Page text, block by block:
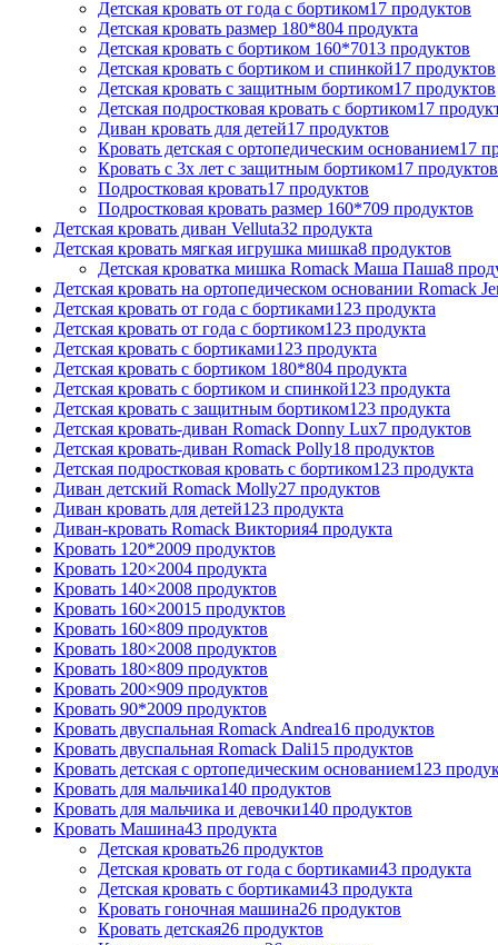
Детская кровать от года с бортиком17 продуктов
Детская кровать размер 180*804 продукта
Детская кровать с бортиком 160*7013 продуктов
Детская кровать с бортиком и спинкой17 продуктов
Детская кровать с защитным бортиком17 продуктов
Детская подростковая кровать с бортиком17
Диван кровать для детей17 продуктов
Кровать детская с ортопедическим основанием17
Кровать с 3х лет с защитным бортиком17 продуктов
Подростковая кровать17 продуктов
Подростковая кровать размер 160*709 продуктов
Детская кровать диван Velluta32 продукта
Детская кровать мягкая игрушка мишка8 продуктов
Детская кроватка мишка Romack Маша Паша8
Детская кровать на ортопедическом основании Romack
Детская кровать от года с бортиками123 продукта
Детская кровать от года с бортиком123 продукта
Детская кровать с бортиками123 продукта
Детская кровать с бортиком 180*804 продукта
Детская кровать с бортиком и спинкой123 продукта
Детская кровать с защитным бортиком123 продукта
Детская кровать-диван Romack Donny Lux7 продуктов
Детская кровать-диван Romack Polly18 продуктов
Детская подростковая кровать с бортиком123 продукта
Диван детский Romack Molly27 продуктов
Диван кровать для детей123 продукта
Диван-кровать Romack Виктория4 продукта
Кровать 120*2009 продуктов
Кровать 120×2004 продукта
Кровать 140×2008 продуктов
Кровать 160×20015 продуктов
Кровать 160×809 продуктов
Кровать 180×2008 продуктов
Кровать 180×809 продуктов
Кровать 200×909 продуктов
Кровать 90*2009 продуктов
Кровать двуспальная Romack Andrea16 продуктов
Кровать двуспальная Romack Dali15 продуктов
Кровать детская с ортопедическим основанием123
Кровать для мальчика140 продуктов
Кровать для мальчика и девочки140 продуктов
Кровать Машина43 продукта
Детская кровать26 продуктов
Детская кровать от года с бортиками43 продукта
Детская кровать с бортиками43 продукта
Кровать гоночная машина26 продуктов
Кровать детская26 продуктов